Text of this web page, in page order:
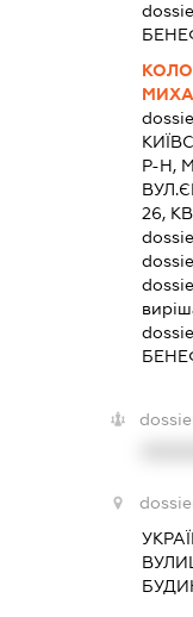
Р-Н,
26,